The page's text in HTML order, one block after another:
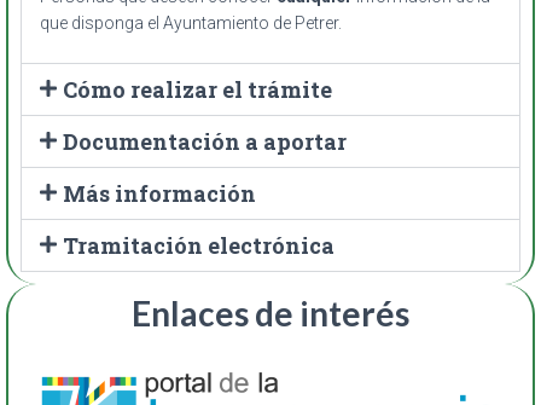
que disponga el Ayuntamiento de Petrer.
Cómo realizar el trámite
Documentación a aportar
Más información
Tramitación electrónica
Enlaces de interés